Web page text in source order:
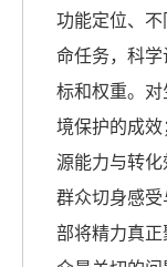
功能定位、
命任务，科
标和权重。
境保护的成
源能力与转
群众切身感
部将精力真